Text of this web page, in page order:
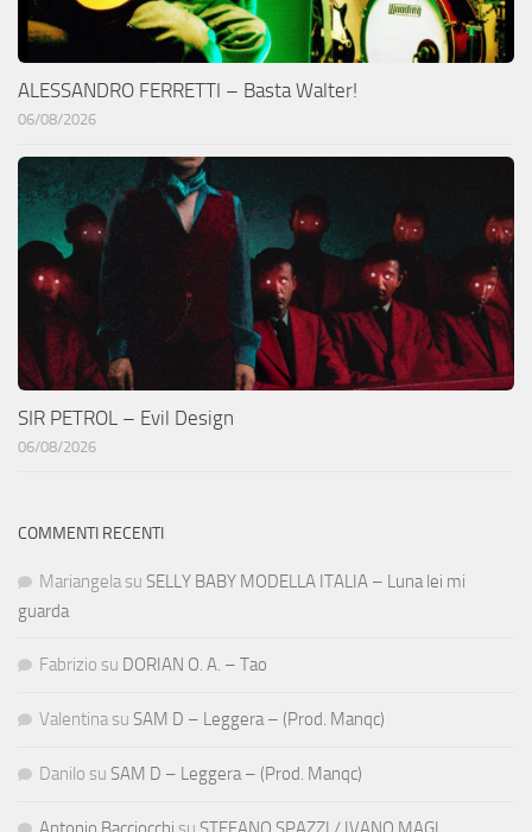
ALESSANDRO FERRETTI – Basta Walter!
06/08/2026
SIR PETROL – Evil Design
06/08/2026
COMMENTI RECENTI
Mariangela su SELLY BABY MODELLA ITALIA – Luna lei mi
guarda
Fabrizio su DORIAN O. A. – Tao
Valentina su SAM D – Leggera – (Prod. Manqc)
Danilo su SAM D – Leggera – (Prod. Manqc)